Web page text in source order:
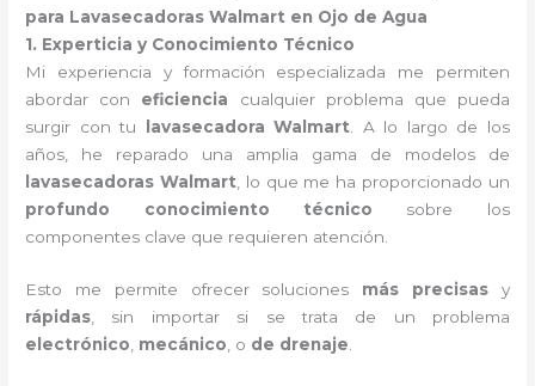
para Lavasecadoras Walmart en Ojo de Agua
1. Experticia y Conocimiento Técnico
Mi experiencia y formación especializada me permiten
abordar con eficiencia cualquier problema que pueda
surgir con tu lavasecadora Walmart . A lo largo de los
años, he reparado una amplia gama de modelos de
lavasecadoras Walmart , lo que me ha proporcionado un
profundo conocimiento técnico sobre los
componentes clave que requieren atención.
Esto me permite ofrecer soluciones más precisas y
rápidas, sin importar si se trata de un problema
electrónico, mecánico, o de drenaje.